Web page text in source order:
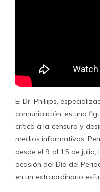
El Dr. Phillips,
comunicación, es una
crítica a la censura y
medios informativos.
desde el 9 al 15 de
ocasión del Día del
en un extraordinario